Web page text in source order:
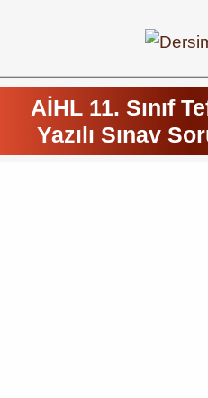
AİHL 11. Sınıf
Yazılı Sınav